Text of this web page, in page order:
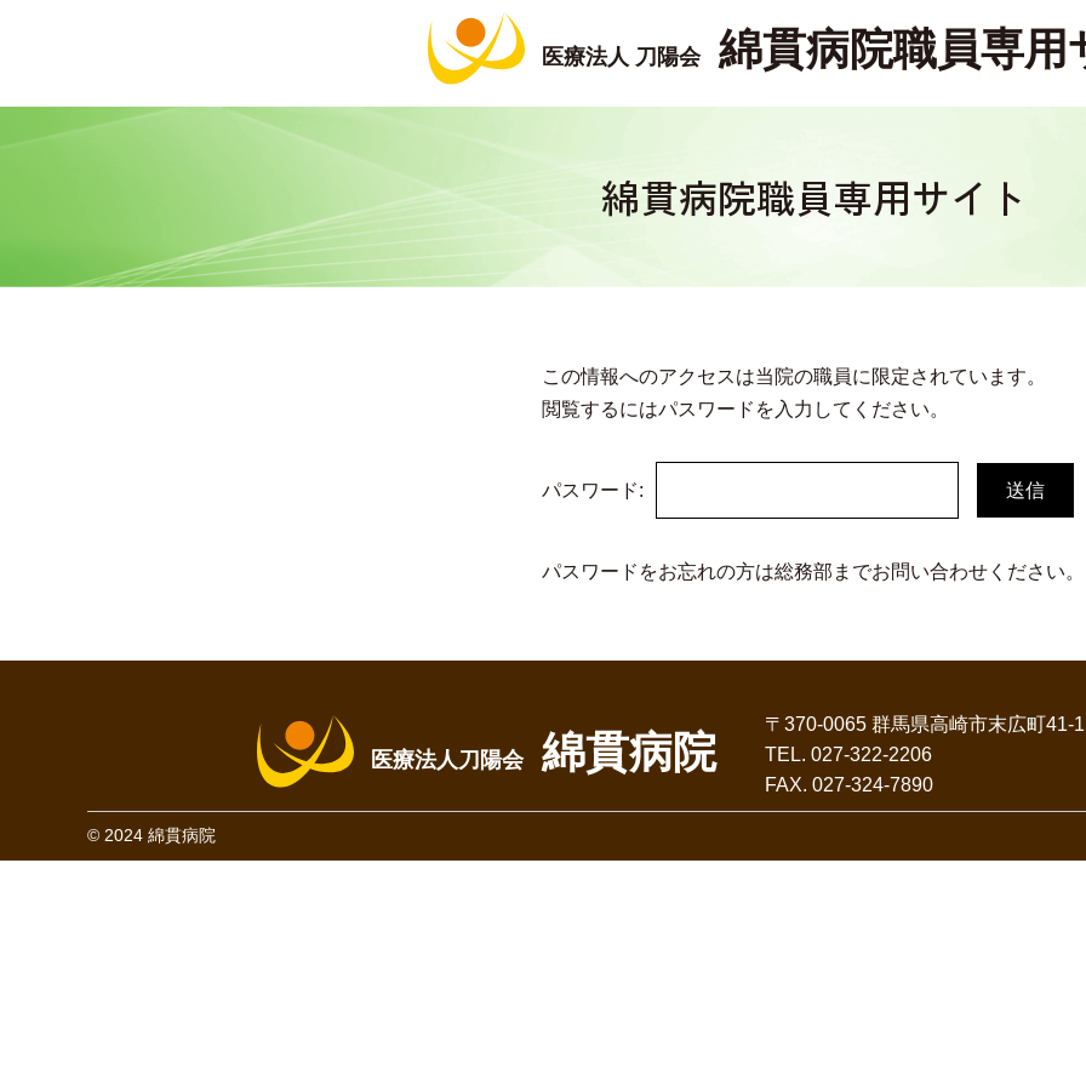
医療法人 刀陽会 綿貫病院職員専用
綿貫病院職員専用サイト
この情報へのアクセスは当院の職員に限定されています。
閲覧するにはパスワードを入力してください。
パスワード: 送信
パスワードをお忘れの方は総務部までお問い合わせください。
医療法人刀陽会 綿貫病院
〒370-0065 群馬県高崎市末広町41-1
TEL. 027-322-2206
FAX. 027-324-7890
© 2024 綿貫病院